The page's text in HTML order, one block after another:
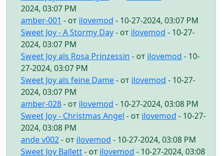
2024, 03:07 PM
amber-001 - от ilovemod - 10-27-2024, 03:07 PM
Sweet Joy - A Stormy Day- от ilovemod - 10-27-
2024, 03:07 PM
Sweet Joy als Rosa Prinzessin - от ilovemod - 10-
27-2024, 03:07 PM
Sweet Joy als feine Dame- от ilovemod - 10-27-
2024, 03:07 PM
amber-028- от ilovemod - 10-27-2024, 03:08 PM
Sweet Joy - Christmas Angel - от ilovemod - 10-27-
2024, 03:08 PM
ande v002- от ilovemod - 10-27-2024, 03:08 PM
Sweet Joy Ballett- от ilovemod - 10-27-2024, 03:08